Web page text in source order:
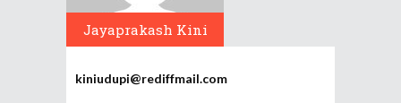
Jayaprakash Kini
kiniudupi@rediffmail.com